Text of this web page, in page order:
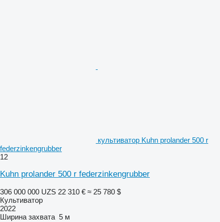
культиватор Kuhn prolander 500 r
federzinkengrubber
12
Kuhn prolander 500 r federzinkengrubber
306 000 000 UZS 22 310 € ≈ 25 780 $
Культиватор
2022
Ширина захвата 5 м